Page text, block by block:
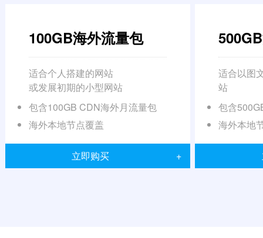
100GB海外流量包
适合个人搭建的网站
或发展初期的小型网站
包含100GB CDN海外月流量包
海外本地节点覆盖
立即购买 +
适合以图
站
包含
海外本地